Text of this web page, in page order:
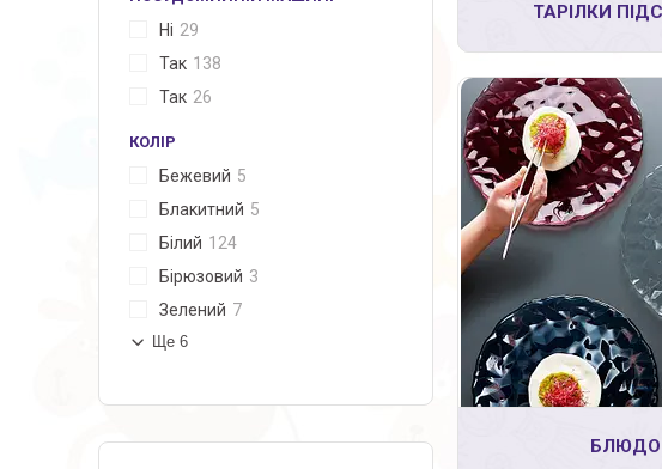
ТАРІЛКИ
БЛЮДО
Ні 29
Так 138
Так 26
КОЛІР
Бежевий 5
Блакитний 5
Білий 124
Бірюзовий 3
Зелений 7
Ще 6